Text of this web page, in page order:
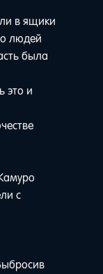
в ящики
людей
была
это и
с